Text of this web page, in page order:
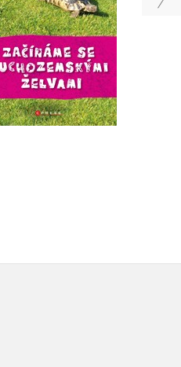
Do košíku
369 Kč
295 Kč